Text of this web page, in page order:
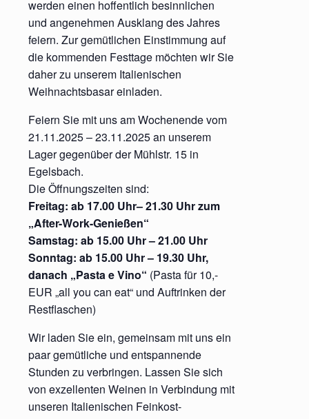
werden einen hoffentlich besinnlichen
und angenehmen Ausklang des Jahres
feiern. Zur gemütlichen Einstimmung auf
die kommenden Festtage möchten wir Sie
daher zu unserem Italienischen
Weihnachtsbasar einladen.
Feiern Sie mit uns am Wochenende vom
21.11.2025 – 23.11.2025 an unserem
Lager gegenüber der Mühlstr. 15 in
Egelsbach.
Die Öffnungszeiten sind:
Freitag: ab 17.00 Uhr– 21.30 Uhr zum
„After-Work-Genießen“
Samstag: ab 15.00 Uhr – 21.00 Uhr
Sonntag: ab 15.00 Uhr – 19.30 Uhr,
danach „Pasta e Vino“ (Pasta für 10,-
EUR „all you can eat“ und Auftrinken der
Restflaschen)
Wir laden Sie ein, gemeinsam mit uns ein
paar gemütliche und entspannende
Stunden zu verbringen. Lassen Sie sich
von exzellenten Weinen in Verbindung mit
unseren Italienischen Feinkost-